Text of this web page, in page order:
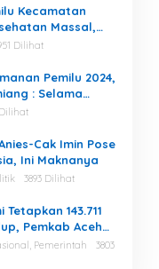
Kecamatan
Massal,
Beri Apresiasi
Dilihat
Pemilu 2024,
: Selama
Mampu
Cak Imin Pose
Ini Maknanya
3893 Dilihat
143.711
Pemkab Aceh
Pemerintah
3803